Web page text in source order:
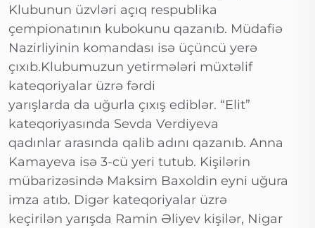
Klubunun üzvləri açıq respublika
çempionatının kubokunu qazanıb. Müdafiə
Nazirliyinin komandası isə üçüncü yerə
çıxıb.Klubumuzun yetirmələri müxtəlif
kateqoriyalar üzrə fərdi
yarışlarda da uğurla çıxış ediblər. “Elit”
kateqoriyasında Sevda Verdiyeva
qadınlar arasında qalib adını qazanıb. Anna
Kamayeva isə 3-cü yeri tutub. Kişilərin
mübarizəsində Maksim Baxoldin eyni uğura
imza atıb. Digər kateqoriyalar üzrə
keçirilən yarışda Ramin Əliyev kişilər, Nigar